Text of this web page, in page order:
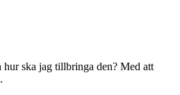
ska jag tillbringa den? Med att